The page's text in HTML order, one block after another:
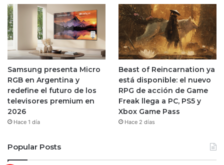
Samsung presenta Micro
RGB en Argentina y
redefine el futuro de los
televisores premium en
2026
Hace 1 día
Beast of Reincarnation ya
está disponible: el nuevo
RPG de acción de Game
Freak llega a PC, PS5 y
Xbox Game Pass
Hace 2 días
Popular Posts